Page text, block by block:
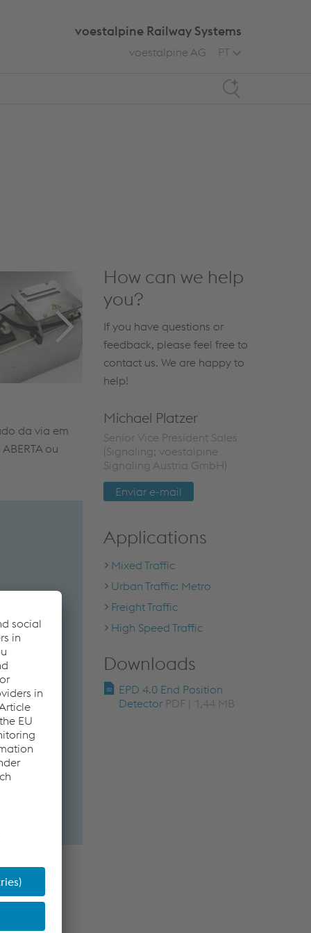
Search
voestalpine Railway Systems
PT
voestalpine AG
da via em
ou
foi dada
de
How can we help
you?
If you have questions or
feedback, please feel free to
contact us. We are happy to
help!
Michael Platzer
Senior Vice President Sales
(Signaling; voestalpine
Signaling Austria GmbH)
Enviar e-mail
Applications
Mixed Traffic
Urban Traffic: Metro
Freight Traffic
High Speed Traffic
Downloads
EPD 4.0 End Position
Detector PDF | 1,44 MB